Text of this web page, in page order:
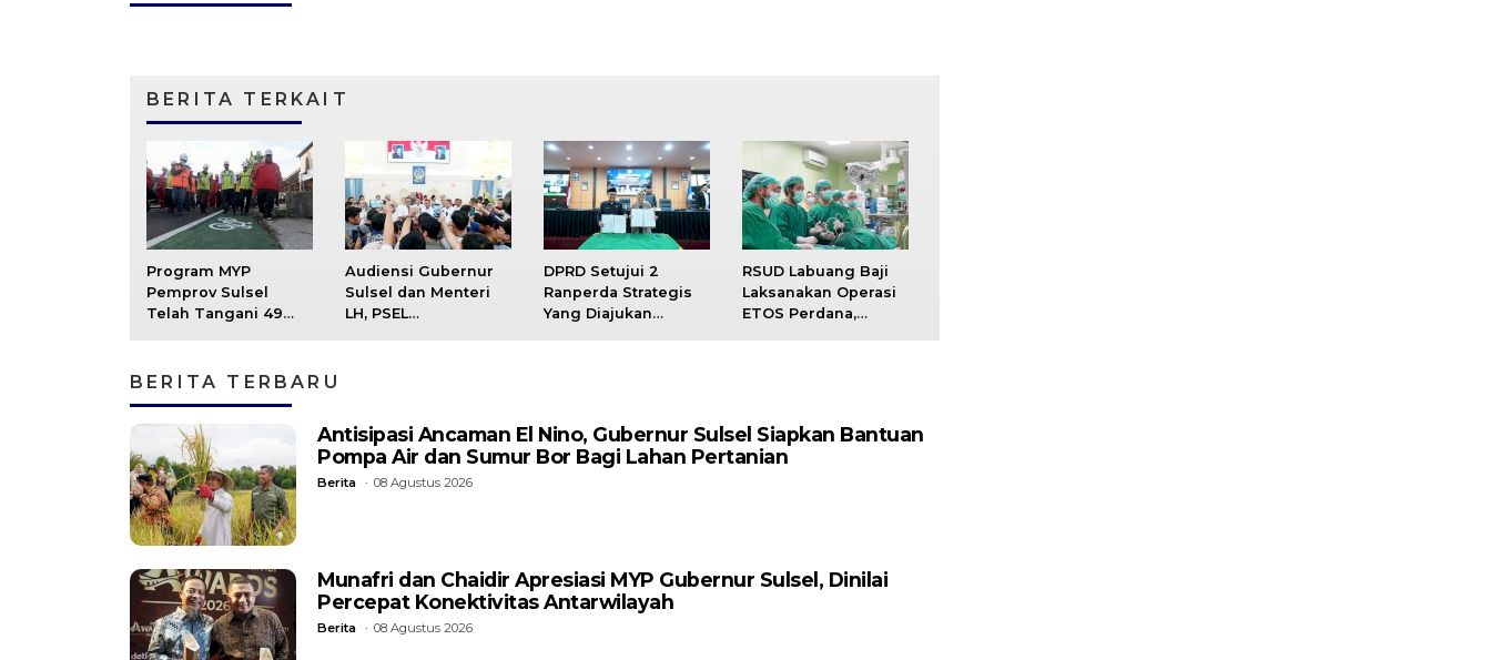
BERITA TERKAIT
Program MYP
Pemprov Sulsel
Telah Tangani 49
Perencanaan
Audiensi Gubernur
Sulsel dan Menteri
LH, PSEL
DPRD Setujui 2
Ranperda Strategis
Yang Diajukan
RSUD Labuang Baji
Laksanakan Operasi
ETOS Perdana,
BERITA TERBARU
Antisipasi Ancaman El Nino, Gubernur Sulsel Siapkan Bantuan
Pompa Air dan Sumur Bor Bagi Lahan Pertanian
Berita 08 Agustus 2026
Munafri dan Chaidir Apresiasi MYP Gubernur Sulsel, Dinilai
Percepat Konektivitas Antarwilayah
Berita 08 Agustus 2026